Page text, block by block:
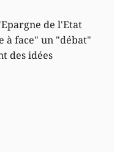
de l'Etat
à face" un "débat"
des idées